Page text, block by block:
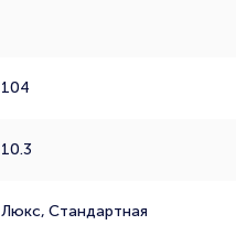
104
10.3
Люкс, Стандартная